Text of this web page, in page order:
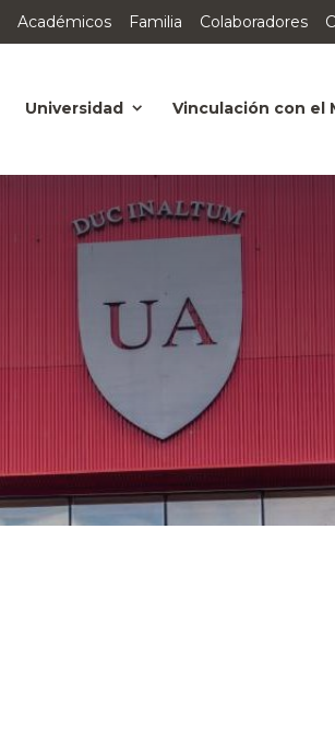
Académicos Familia Colaboradores
Universidad Vinculación con el